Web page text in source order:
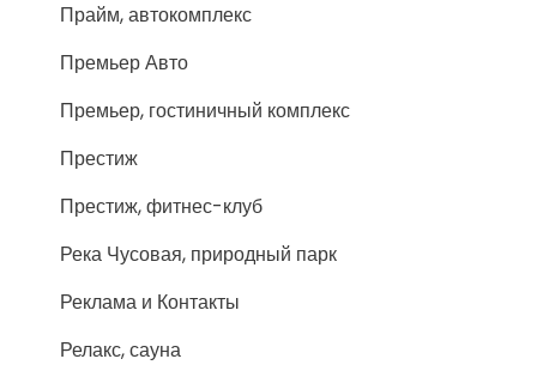
Прайм, автокомплекс
Премьер Авто
Премьер, гостиничный комплекс
Престиж
Престиж, фитнес-клуб
Река Чусовая, природный парк
Реклама и Контакты
Релакс, сауна